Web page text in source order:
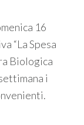
16
“La Spesa
Biologica
i